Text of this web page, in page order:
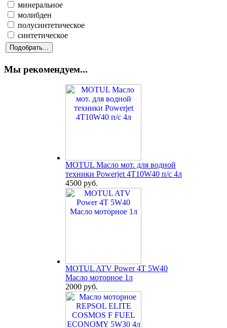
минеральное
молибден
полусинтетическое
синтетическое
Мы рекомендуем...
MOTUL Масло мот. для водной
техники Powerjet 4T10W40 п/с 4л
4500 руб.
MOTUL ATV Power 4T 5W40
Масло моторное 1л
2000 руб.